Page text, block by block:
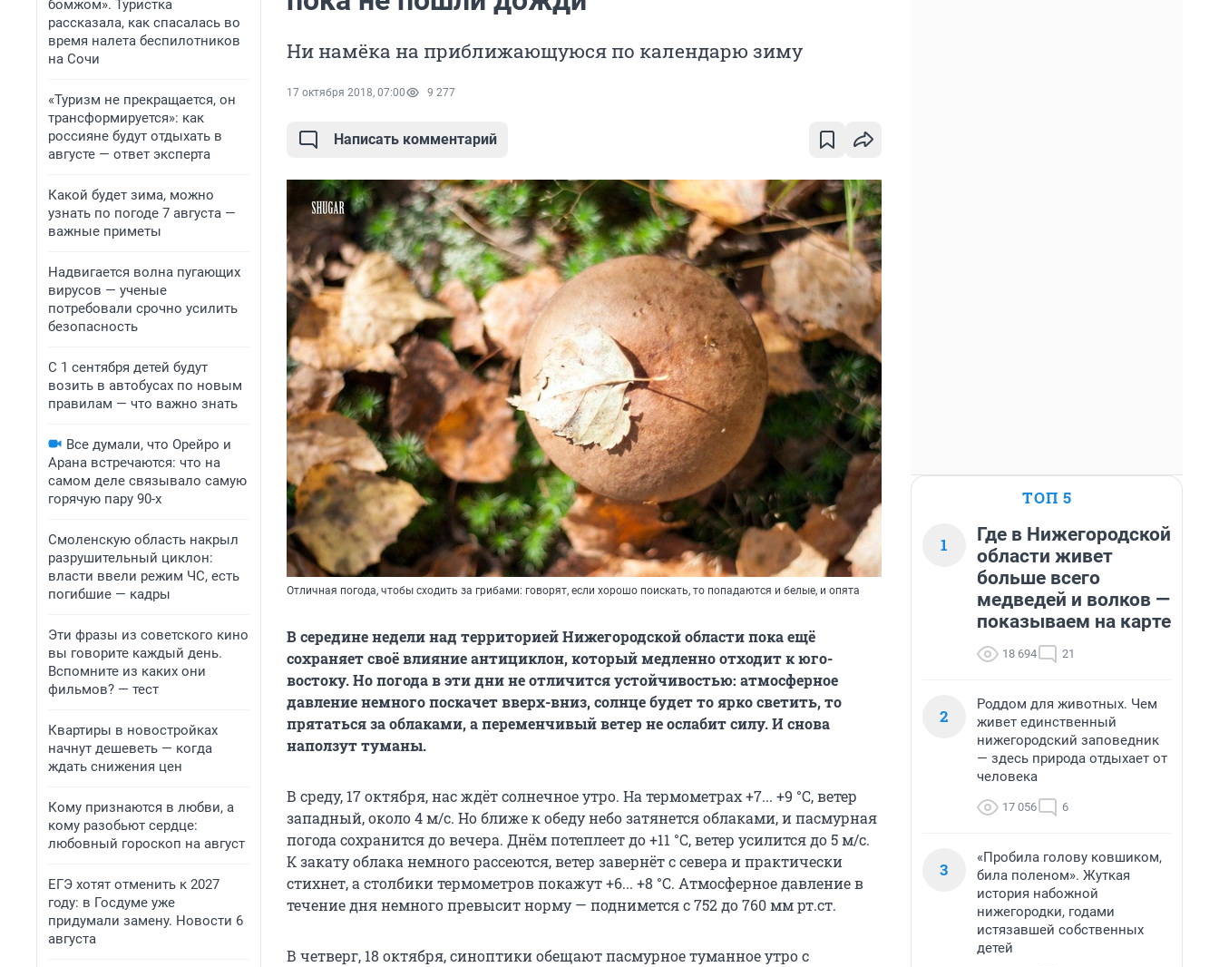
бомжом». Туристка
рассказала, как спасалась во
время налета беспилотников
на Сочи
«Туризм не прекращается, он
трансформируется»: как
россияне будут отдыхать в
августе — ответ эксперта
Какой будет зима, можно
узнать по погоде 7 августа —
важные приметы
Надвигается волна пугающих
вирусов — ученые
потребовали срочно усилить
безопасность
С 1 сентября детей будут
возить в автобусах по новым
правилам — что важно знать
Все думали, что Орейро и
Арана встречаются: что на
самом деле связывало самую
горячую пару 90-х
Смоленскую область накрыл
разрушительный циклон:
власти ввели режим ЧС, есть
погибшие — кадры
Эти фразы из советского кино
вы говорите каждый день.
Вспомните из каких они
фильмов? — тест
Квартиры в новостройках
начнут дешеветь — когда
ждать снижения цен
Кому признаются в любви, а
кому разобьют сердце:
любовный гороскоп на август
ЕГЭ хотят отменить к 2027
году: в Госдуме уже
придумали замену. Новости 6
августа
Ни намёка на приближающуюся по календарю зиму
17 октября 2018, 07:00 9 277
Написать комментарий
Отличная погода, чтобы сходить за грибами: говорят, если хорошо поискать, то попадаются и белые, и опята
В середине недели над территорией Нижегородской области пока ещё
сохраняет своё влияние антициклон, который медленно отходит к юго-
востоку. Но погода в эти дни не отличится устойчивостью: атмосферное
давление немного поскачет вверх-вниз, солнце будет то ярко светить, то
прятаться за облаками, а переменчивый ветер не ослабит силу. И снова
наползут туманы.
В среду, 17 октября, нас ждёт солнечное утро. На термометрах +7... +9 °C, ветер
западный, около 4 м/с. Но ближе к обеду небо затянется облаками, и пасмурная
погода сохранится до вечера. Днём потеплеет до +11 °C, ветер усилится до 5 м/с.
К закату облака немного рассеются, ветер завернёт с севера и практически
стихнет, а столбики термометров покажут +6... +8 °C. Атмосферное давление в
течение дня немного превысит норму — поднимется с 752 до 760 мм рт.ст.
В четверг, 18 октября, синоптики обещают пасмурное туманное утро с
ТОП 5
1
Где в Нижегородской
области живет
больше всего
медведей и волков —
показываем на карте
18 694 21
2
Роддом для животных. Чем
живет единственный
нижегородский заповедник
— здесь природа отдыхает от
человека
17 056 6
3
«Пробила голову ковшиком,
била поленом». Жуткая
история набожной
нижегородки, годами
истязавшей собственных
детей